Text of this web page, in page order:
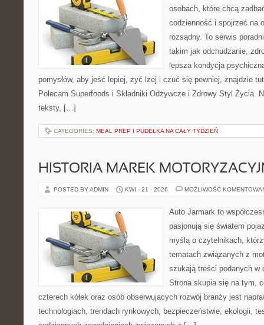
osobach, które chcą
codzienność i spojrzeć na
rozsądny. To serwis
takim jak odchudzanie,
lepsza kondycja
pomysłów, aby jeść lepiej, żyć lżej i czuć się pewniej, znajdzie
Polecam Superfoods i Składniki Odżywcze i Zdrowy Styl Życia.
teksty, […]
CATEGORIES: MEAL PREP I PUDEŁKA NA CAŁY TYDZIEŃ
HISTORIA MAREK
POSTED BY ADMIN KWI - 21 - 2026 MOŻLIWOŚĆ
Auto Jarmark to
pasjonują się światem
myślą o czytelnikach,
tematach związanych z
szukają treści podanych
Strona skupia się na tym,
czterech kółek oraz osób obserwujących rozwój branży jest
technologiach, trendach rynkowych, bezpieczeństwie, ekologii,